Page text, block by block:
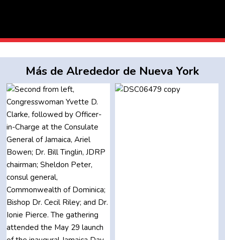
Más de Alrededor de Nueva York